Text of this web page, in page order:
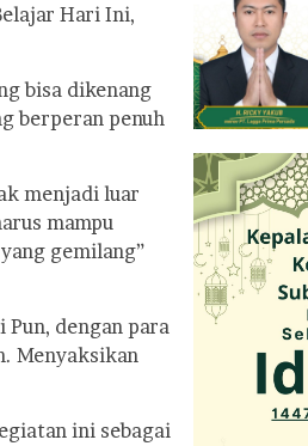
Hari Ini,
bisa dikenang
berperan penuh
menjadi luar
mampu
gemilang”
Pun, dengan para
Menyaksikan
ini sebagai